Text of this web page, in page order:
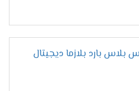
– راحة تامة
الراحة المطلقةخلال الصيف
تكييف إل جي أرتيكول
جى 3 حصان اس بلاس بارد بلازما ديجيتال